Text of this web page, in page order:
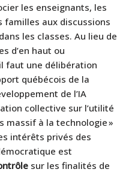
les enseignants, les
familles aux discussions
les classes. Au lieu de
d’en haut ou
faut une délibération
québécois de la
de l’IA
collective sur l’utilité
massif à la technologie »
intérêts privés des
est
sur les finalités de